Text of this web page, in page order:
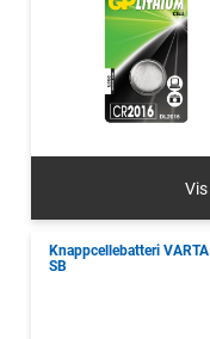
Vis
Knappcellebatteri VARTA
SB